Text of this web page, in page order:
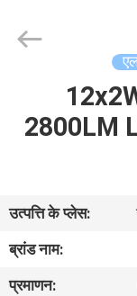
हमारे
बारे
में
LIGHTING
LIMITED.
2800LM
उत्पत्ति के प्लेस:
ब्रांड नाम:
प्रमाणन: